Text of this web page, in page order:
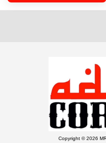
Copyright © 2026